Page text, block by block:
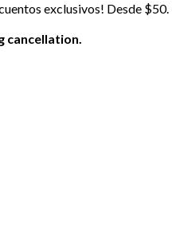
exclusivos! Desde $50.
cancellation.